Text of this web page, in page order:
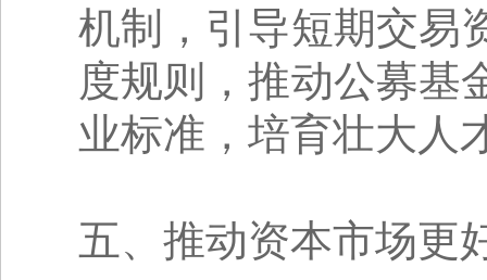
机制，引导短期交易
度规则，推动公募基
业标准，培育壮大人
五、推动资本市场更